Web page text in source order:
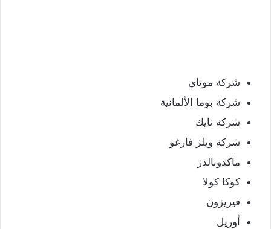
شركة موتاي
شركة بوما الألمانية
شركة نايك
شركة ويلز فارغو
ماكدونالدز
كوكا كولا
فيريزون
أوريل